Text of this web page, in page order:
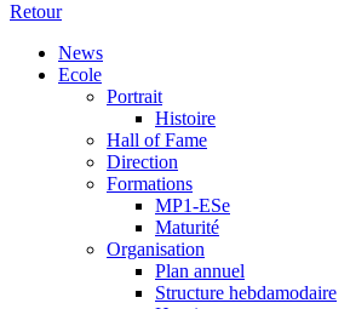
Retour
News
Ecole
Portrait
Histoire
Hall of Fame
Direction
Formations
MP1-ESe
Maturité
Organisation
Plan annuel
Structure hebdamodaire